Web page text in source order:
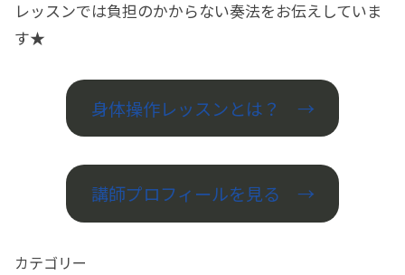
レッスンでは負担のかからない奏法をお伝えしていま
す★
身体操作レッスンとは？ →
講師プロフィールを見る →
カテゴリー